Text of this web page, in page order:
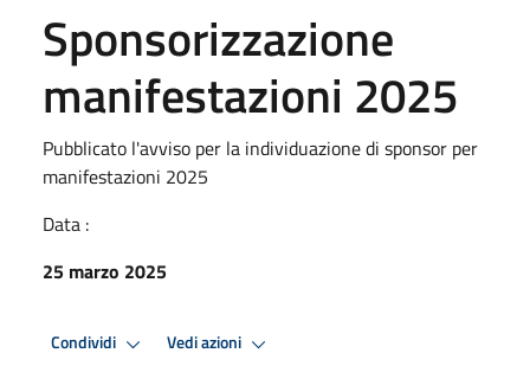
Sponsorizzazione
manifestazioni 2025
Pubblicato l'avviso per la individuazione di sponsor per
manifestazioni 2025
Data :
25 marzo 2025
Condividi Vedi azioni